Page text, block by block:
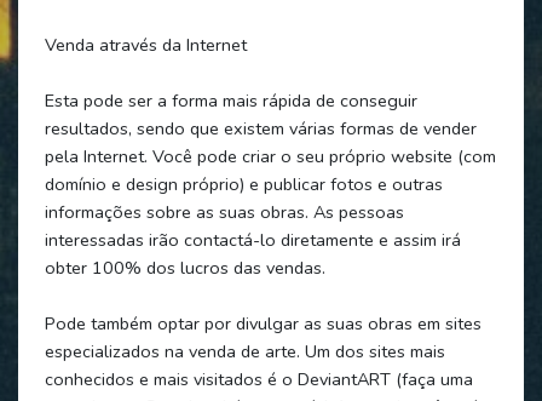
Venda através da Internet
Esta pode ser a forma mais rápida de conseguir
resultados, sendo que existem várias formas de vender
pela Internet. Você pode criar o seu próprio website (com
domínio e design próprio) e publicar fotos e outras
informações sobre as suas obras. As pessoas
interessadas irão contactá-lo diretamente e assim irá
obter 100% dos lucros das vendas.
Pode também optar por divulgar as suas obras em sites
especializados na venda de arte. Um dos sites mais
conhecidos e mais visitados é o DeviantART (faça uma